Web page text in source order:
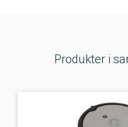
Produkter i